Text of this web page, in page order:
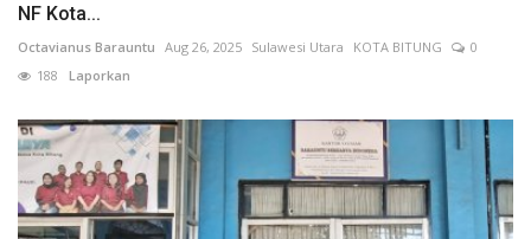
NF Kota...
Octavianus Barauntu Aug 26, 2025 Sulawesi Utara KOTA BITUNG
0
188 Laporkan